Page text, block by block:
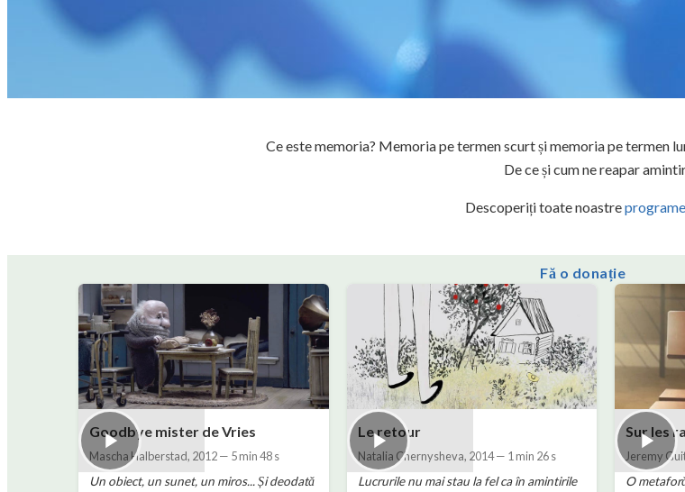
Fă o donație
Ce este memoria? Memoria pe termen scurt și memoria pe termen
De ce și cum ne reapar
Descoperiți toate noastre
Goodbye mister de Vries
Mascha Halberstad, 2012— 5 min 48 s
Un obiect, un sunet, un miros... Și deodată
Le retour
Natalia Chernysheva, 2014— 1 min 26 s
Lucrurile nu mai stau la fel ca în amintirile
Sur les
Jeremy
O